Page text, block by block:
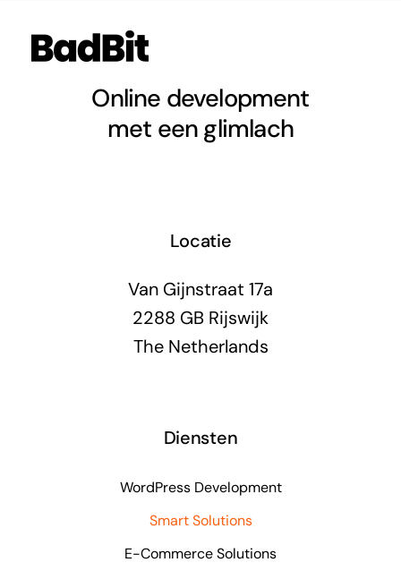
Online development
met een glimlach
Locatie
Van Gijnstraat 17a
2288 GB Rijswijk
The Netherlands
Diensten
WordPress Development
Smart Solutions
E-Commerce Solutions